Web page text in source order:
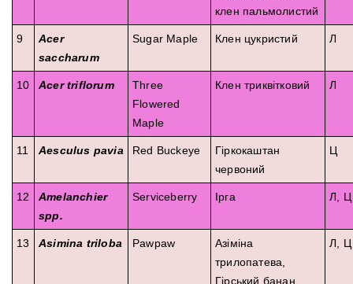
клен пальмолистий
9
Acer
saccharum
Sugar Maple Клен цукристий Л
10 Acer triflorum
Three
Flowered
Maple
Клен триквітковий Л
11 Aesculus pavia Red Buckeye
Гіркокаштан
червоний
Ц
12
Amelanchier
spp.
Serviceberry Ірга Л, Ц
13 Asimina triloba Pawpaw
Азіміна
трилопатева,
Гірський банан,
Л, Ц